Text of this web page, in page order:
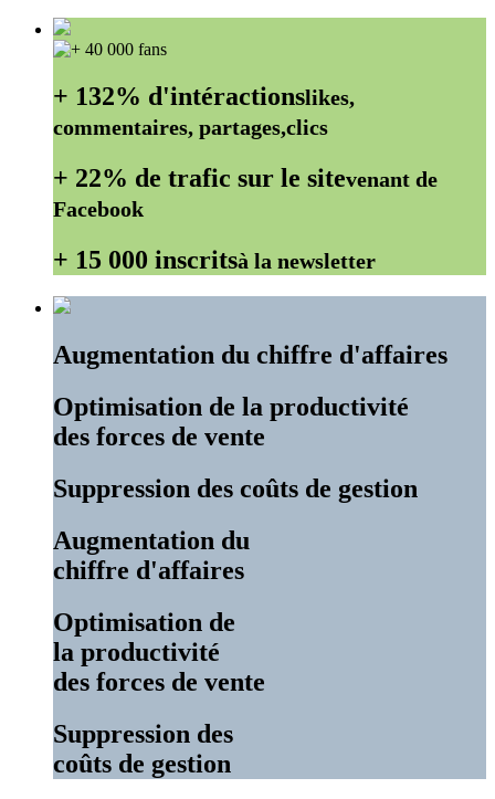
+ 132% d'intéractionslikes,
commentaires, partages,clics
+ 22% de trafic sur le sitevenant de
Facebook
+ 15 000 inscritsà la newsletter
Augmentation du chiffre d'affaires
Optimisation de la productivité
des forces de vente
Suppression des coûts de gestion
Augmentation du
chiffre d'affaires
Optimisation de
la productivité
des forces de vente
Suppression des
coûts de gestion